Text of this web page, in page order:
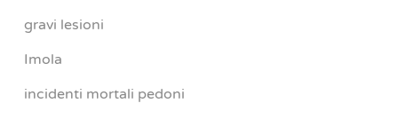
gravi lesioni
Imola
incidenti mortali pedoni